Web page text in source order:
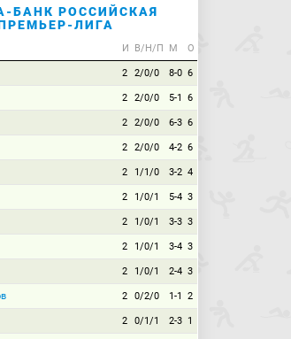
БАНК РОССИЙСКАЯ
ЛИГА
И В/Н/П М О
2 2/0/0 8-0 6
2 2/0/0 5-1 6
2 2/0/0 6-3 6
2 2/0/0 4-2 6
2 1/1/0 3-2 4
2 1/0/1 5-4 3
2 1/0/1 3-3 3
2 1/0/1 3-4 3
2 1/0/1 2-4 3
2 0/2/0 1-1 2
2 0/1/1 2-3 1